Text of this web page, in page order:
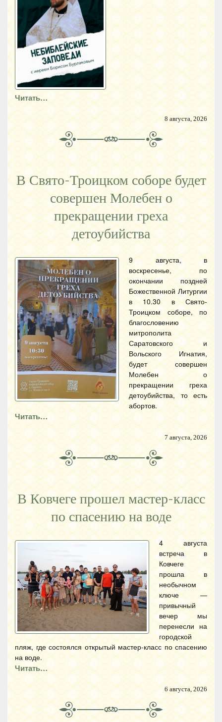
Читать…
8 августа, 2026
В Свято-Троицком соборе будет
совершен Молебен о
прекращении греха
детоубийства
9 августа, в
воскресенье, по
окончании поздней
Божественной Литургии
в 10.30 в Свято-
Троицком соборе, по
благословению
митрополита
Саратовского и
Вольского Игнатия,
будет совершен
Молебен о
прекращении греха
детоубийства, то есть
абортов.
Читать…
7 августа, 2026
В Ковчеге прошел мастер-класс
по спасению на воде
4 августа
встреча в
Ковчеге
прошла в
необычном
ключе —
привычный
вечер мы
перенесли на
городской
пляж, где состоялся открытый мастер-класс по спасению
на воде.
Читать…
6 августа, 2026